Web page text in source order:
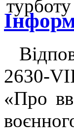
2630-
«Про